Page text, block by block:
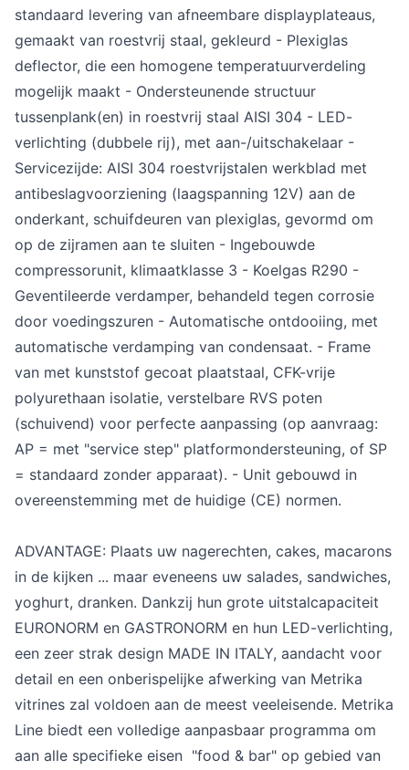
standaard levering van afneembare displayplateaus,
gemaakt van roestvrij staal, gekleurd - Plexiglas
deflector, die een homogene temperatuurverdeling
mogelijk maakt - Ondersteunende structuur
tussenplank(en) in roestvrij staal AISI 304 - LED-
verlichting (dubbele rij), met aan-/uitschakelaar -
Servicezijde: AISI 304 roestvrijstalen werkblad met
antibeslagvoorziening (laagspanning 12V) aan de
onderkant, schuifdeuren van plexiglas, gevormd om
op de zijramen aan te sluiten - Ingebouwde
compressorunit, klimaatklasse 3 - Koelgas R290 -
Geventileerde verdamper, behandeld tegen corrosie
door voedingszuren - Automatische ontdooiing, met
automatische verdamping van condensaat. - Frame
van met kunststof gecoat plaatstaal, CFK-vrije
polyurethaan isolatie, verstelbare RVS poten
(schuivend) voor perfecte aanpassing (op aanvraag:
AP = met "service step" platformondersteuning, of SP
= standaard zonder apparaat). - Unit gebouwd in
overeenstemming met de huidige (CE) normen.
ADVANTAGE: Plaats uw nagerechten, cakes, macarons
in de kijken ... maar eveneens uw salades, sandwiches,
yoghurt, dranken. Dankzij hun grote uitstalcapaciteit
EURONORM en GASTRONORM en hun LED-verlichting,
een zeer strak design MADE IN ITALY, aandacht voor
detail en een onberispelijke afwerking van Metrika
vitrines zal voldoen aan de meest veeleisende. Metrika
Line biedt een volledige aanpasbaar programma om
aan alle specifieke eisen "food & bar" op gebied van